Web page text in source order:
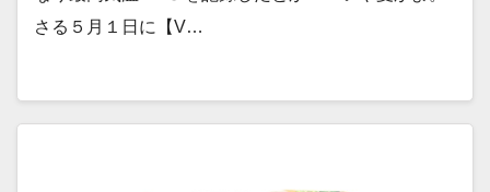
さる５月１日に【V…